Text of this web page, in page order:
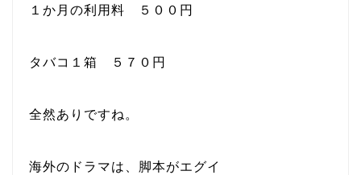
１か月の利用料 ５００円
タバコ１箱 ５７０円
全然ありですね。
海外のドラマは、脚本がエグイ